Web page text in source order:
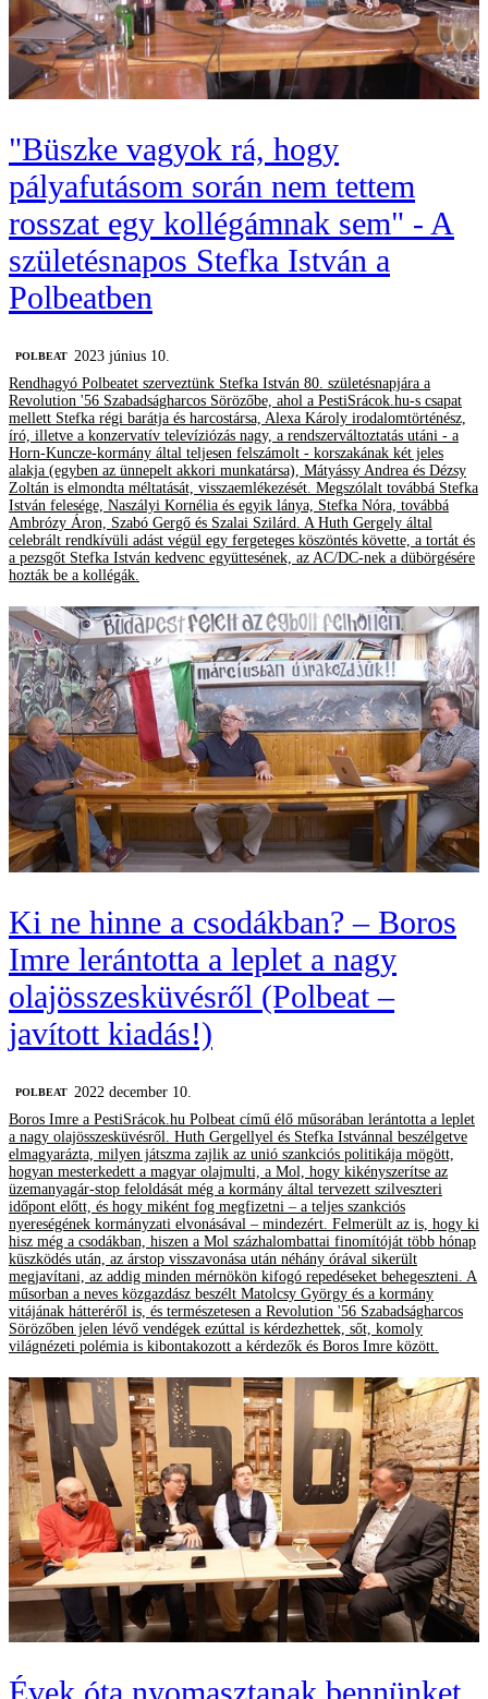
"Büszke vagyok rá, hogy
pályafutásom során nem tettem
rosszat egy kollégámnak sem" - A
születésnapos Stefka István a
Polbeatben
‎POLBEAT 2023 június 10.
Rendhagyó Polbeatet szerveztünk Stefka István 80. születésnapjára a
Revolution '56 Szabadságharcos Sörözőbe, ahol a PestiSrácok.hu-s csapat
mellett Stefka régi barátja és harcostársa, Alexa Károly irodalomtörténész,
író, illetve a konzervatív televíziózás nagy, a rendszerváltoztatás utáni - a
Horn-Kuncze-kormány által teljesen felszámolt - korszakának két jeles
alakja (egyben az ünnepelt akkori munkatársa), Mátyássy Andrea és Dézsy
Zoltán is elmondta méltatását, visszaemlékezését. Megszólalt továbbá Stefka
István felesége, Naszályi Kornélia és egyik lánya, Stefka Nóra, továbbá
Ambrózy Áron, Szabó Gergő és Szalai Szilárd. A Huth Gergely által
celebrált rendkívüli adást végül egy fergeteges köszöntés követte, a tortát és
a pezsgőt Stefka István kedvenc együttesének, az AC/DC-nek a dübörgésére
hozták be a kollégák.
Ki ne hinne a csodákban? – Boros
Imre lerántotta a leplet a nagy
olajösszesküvésről (Polbeat –
javított kiadás!)
‎POLBEAT
2022 december 10.
Boros Imre a PestiSrácok.hu Polbeat című élő műsorában lerántotta a leplet
a nagy olajösszesküvésről. Huth Gergellyel és Stefka Istvánnal beszélgetve
elmagyarázta, milyen játszma zajlik az unió szankciós politikája mögött,
hogyan mesterkedett a magyar olajmulti, a Mol, hogy kikényszerítse az
üzemanyagár-stop feloldását még a kormány által tervezett szilveszteri
időpont előtt, és hogy miként fog megfizetni – a teljes szankciós
nyereségének kormányzati elvonásával – mindezért. Felmerült az is, hogy ki
hisz még a csodákban, hiszen a Mol százhalombattai finomítóját több hónap
küszködés után, az árstop visszavonása után néhány órával sikerült
megjavítani, az addig minden mérnökön kifogó repedéseket behegeszteni. A
műsorban a neves közgazdász beszélt Matolcsy György és a kormány
vitájának hátteréről is, és természetesen a Revolution '56 Szabadságharcos
Sörözőben jelen lévő vendégek ezúttal is kérdezhettek, sőt, komoly
világnézeti polémia is kibontakozott a kérdezők és Boros Imre között.